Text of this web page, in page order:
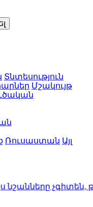
Տնտեսություն
Մշակույթ
Ռուսաստան Այլ
չգիտեն, թե